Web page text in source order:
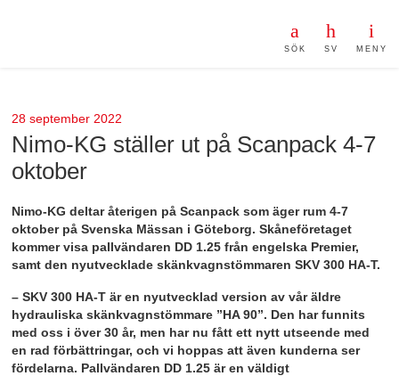
SÖK SV MENY
28 september 2022
Nimo-KG ställer ut på Scanpack 4-7
oktober
Nimo-KG deltar återigen på Scanpack som äger rum 4-7
oktober på Svenska Mässan i Göteborg. Skåneföretaget
kommer visa pallvändaren DD 1.25 från engelska Premier,
samt den nyutvecklade skänkvagnstömmaren SKV 300 HA-T.
– SKV 300 HA-T är en nyutvecklad version av vår äldre
hydrauliska skänkvagnstömmare ”HA 90”. Den har funnits
med oss i över 30 år, men har nu fått ett nytt utseende med
en rad förbättringar, och vi hoppas att även kunderna ser
fördelarna. Pallvändaren DD 1.25 är en väldigt